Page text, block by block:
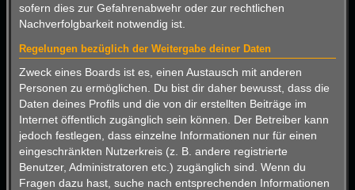
sofern dies zur Gefahrenabwehr oder zur rechtlichen
Nachverfolgbarkeit notwendig ist.
Regelungen bezüglich der Weitergabe deiner Daten
Zweck eines Boards ist es, einen Austausch mit anderen
Personen zu ermöglichen. Du bist dir daher bewusst, dass die
Daten deines Profils und die von dir erstellten Beiträge im
Internet öffentlich zugänglich sein können. Der Betreiber kann
jedoch festlegen, dass einzelne Informationen nur für einen
eingeschränkten Nutzerkreis (z. B. andere registrierte
Benutzer, Administratoren etc.) zugänglich sind. Wenn du
Fragen dazu hast, suche nach entsprechenden Informationen